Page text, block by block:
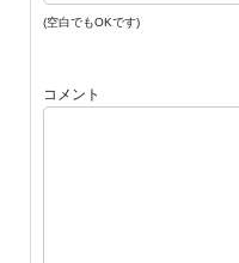
(空白でもOKです)
コメント